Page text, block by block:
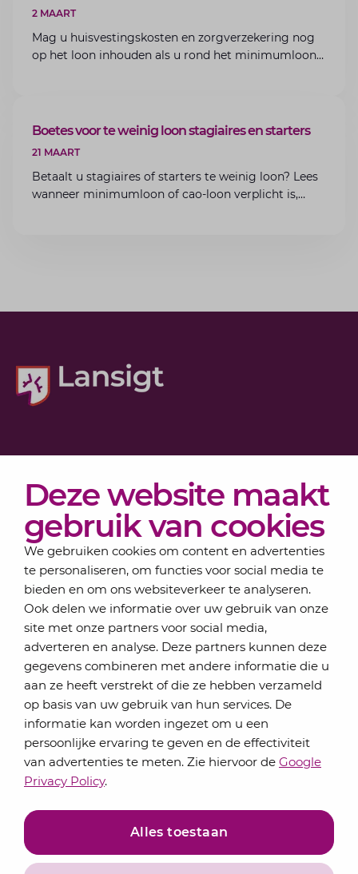
Deze website maakt
gebruik van cookies
We gebruiken cookies om content en advertenties
te personaliseren, om functies voor social media te
bieden en om ons websiteverkeer te analyseren.
Ook delen we informatie over uw gebruik van onze
site met onze partners voor social media,
adverteren en analyse. Deze partners kunnen deze
gegevens combineren met andere informatie die u
aan ze heeft verstrekt of die ze hebben verzameld
op basis van uw gebruik van hun services. De
informatie kan worden ingezet om u een
persoonlijke ervaring te geven en de effectiviteit
van advertenties te meten. Zie hiervoor de Google
Privacy Policy.
Alles toestaan
2 MAART
Mag u huisvestingskosten en zorgverzekering nog
op het loon inhouden als u rond het minimumloon
ARTIKEL
Boetes voor te weinig loon stagiaires en starters
21 MAART
Betaalt u stagiaires of starters te weinig loon? Lees
wanneer minimumloon of cao-loon verplicht is,
Actueel
Over Lansigt
Contact
Schrijf je in voor onze nieuwsbrief
Elke maand bundelen de adviseurs van Lansigt in
de eSigt het nieuws.
Jouw emailadres
Inschrijven